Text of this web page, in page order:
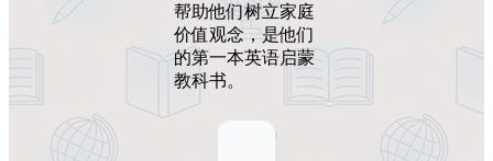
帮助他们树立家庭
价值观念，是他们
的第一本英语启蒙
教科书。